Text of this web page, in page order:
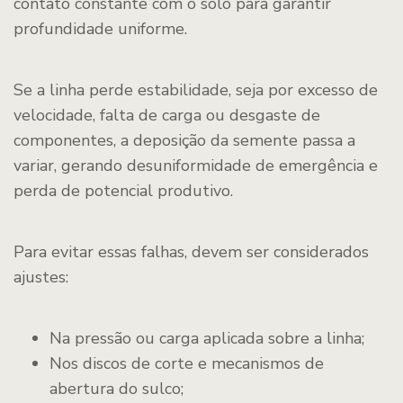
profundidade uniforme.
Se a linha perde estabilidade, seja por excesso de
velocidade, falta de carga ou desgaste de
componentes, a deposição da semente passa a
variar, gerando desuniformidade de emergência e
perda de potencial produtivo.
Para evitar essas falhas, devem ser considerados
ajustes:
Na pressão ou carga aplicada sobre a linha;
Nos discos de corte e mecanismos de
abertura do sulco;